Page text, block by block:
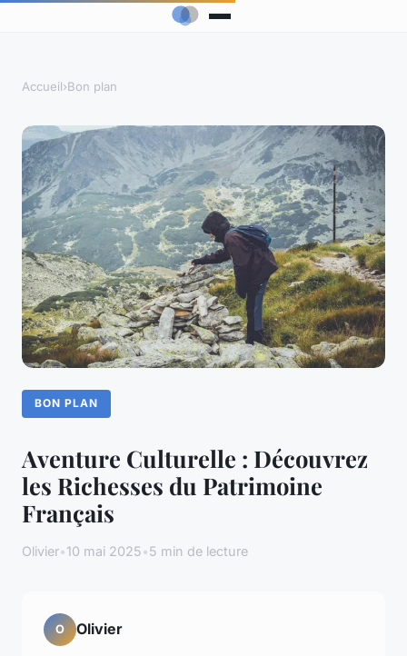
Accueil›Bon plan
BON PLAN
Aventure Culturelle : Découvrez
les Richesses du Patrimoine
Français
Olivier•10 mai 2025•5 min de lecture
O Olivier